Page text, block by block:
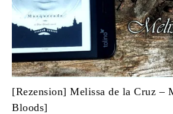
[Rezension] Melissa de la Cruz –
Bloods]